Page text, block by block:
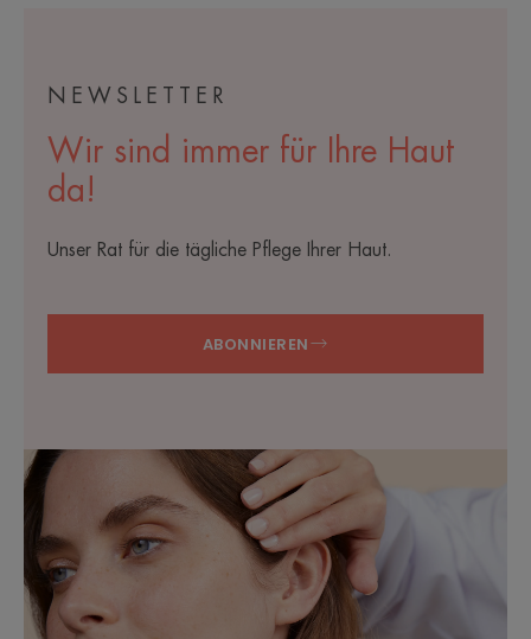
NEWSLETTER
Wir sind immer für Ihre Haut
da!
Unser Rat für die tägliche Pflege Ihrer Haut.
ABONNIEREN